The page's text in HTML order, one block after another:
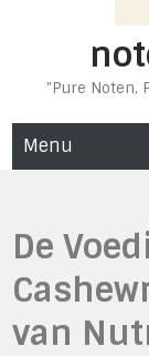
"Pure Noten,
Menu
De
van